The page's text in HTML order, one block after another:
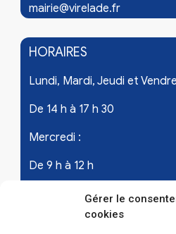
Gérer le
cookies
mairie@virelade.fr
HORAIRES
Lundi, Mardi, Jeudi et
De 14 h à 17 h 30
Mercredi :
De 9 h à 12 h
Samedi - les 1er et 3ème de
De 9 h à 12 h